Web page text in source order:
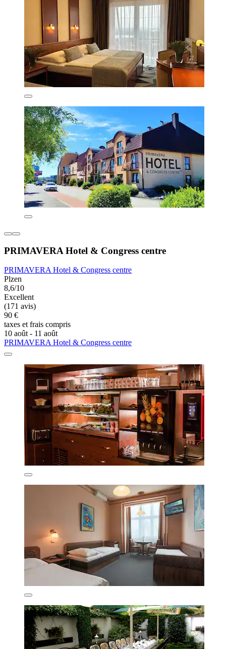
PRIMAVERA Hotel & Congress centre
PRIMAVERA Hotel & Congress centre
Plzen
8,6/10
Excellent
(171 avis)
90 €
taxes et frais compris
10 août - 11 août
PRIMAVERA Hotel & Congress centre